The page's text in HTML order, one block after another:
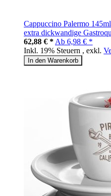
Cappuccino Palermo
extra dickwandige
62,88 € * Ab 6,98 € *
Inkl. 19% Steuern , exkl.
In den Warenkorb